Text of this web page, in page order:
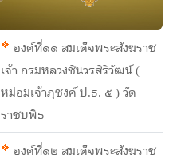
องค์ที่๑๑ สมเด็จพระสังฆราช
เจ้า กรมหลวงชินวรสิริวัฒน์ (
หม่อมเจ้าภุชงค์ ป.ธ. ๕ ) วัด
ราชบพิธ
องค์ที่๑๒ สมเด็จพระสังฆราช